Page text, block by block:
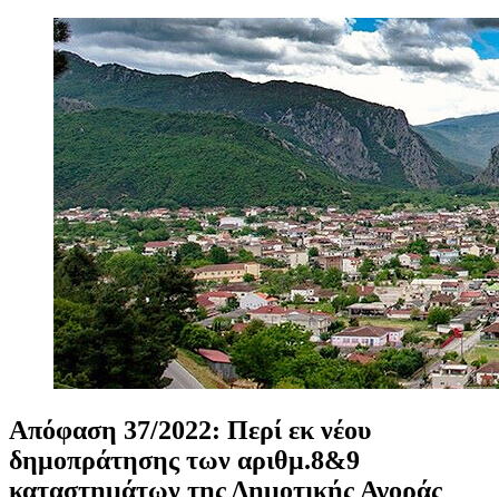
Απόφαση 37/2022: Περί εκ νέου
δημοπράτησης των αριθμ.8&9
καταστημάτων της Δημοτικής Αγοράς